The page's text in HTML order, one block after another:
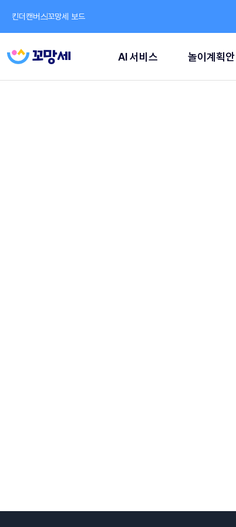
킨더캔버스꼬망세 보드
AI 서비스 놀이계획안